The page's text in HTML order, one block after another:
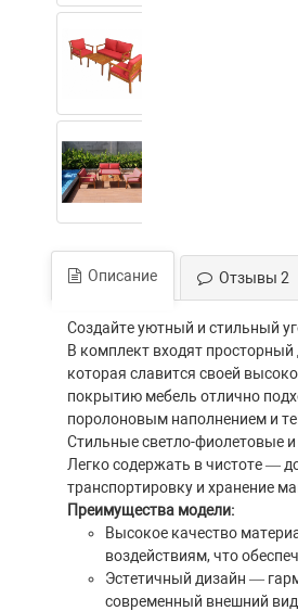
Описание Отзывы 2
Создайте уютный и стильный
В комплект входят
которая славится своей
покрытию мебель отлично
поролоновым наполнением и
Стильные светло-фиолетовые
Легко содержать в чистоте —
транспортировку и хранение
Преимущества модели:
Высокое качество
воздействиям, что
Эстетичный дизайн —
современный внешний